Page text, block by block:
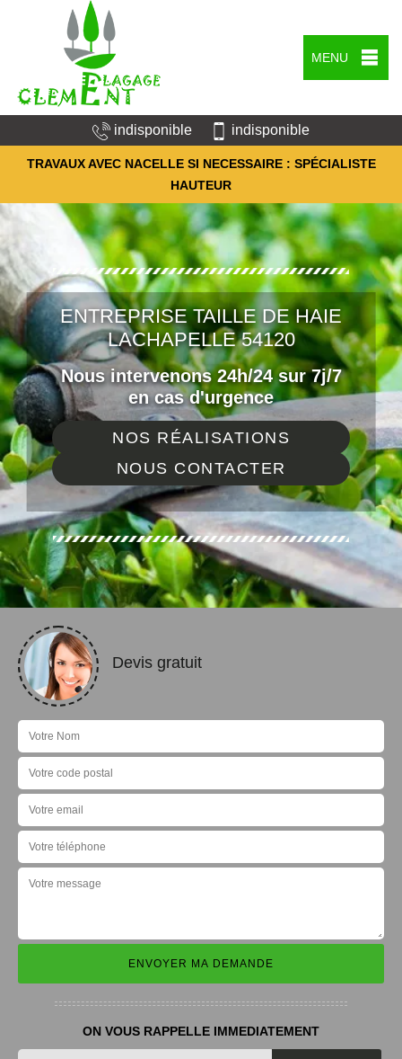
MENU
indisponible indisponible
TRAVAUX AVEC NACELLE SI NECESSAIRE : SPÉCIALISTE
HAUTEUR
ENTREPRISE TAILLE DE HAIE
LACHAPELLE 54120
Nous intervenons 24h/24 sur 7j/7
en cas d'urgence
NOS RÉALISATIONS
NOUS CONTACTER
Devis gratuit
ON VOUS RAPPELLE IMMEDIATEMENT